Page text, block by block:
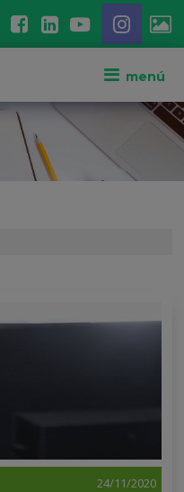
24/11/2020